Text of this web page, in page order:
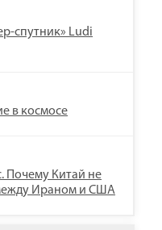
спутник» Ludi
в космосе
Почему Китай не
Ираном и США